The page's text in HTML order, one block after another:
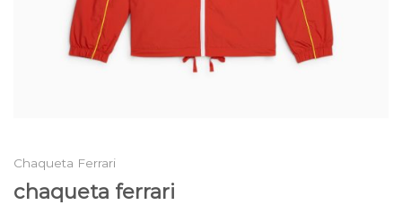
Chaqueta Ferrari
chaqueta ferrari